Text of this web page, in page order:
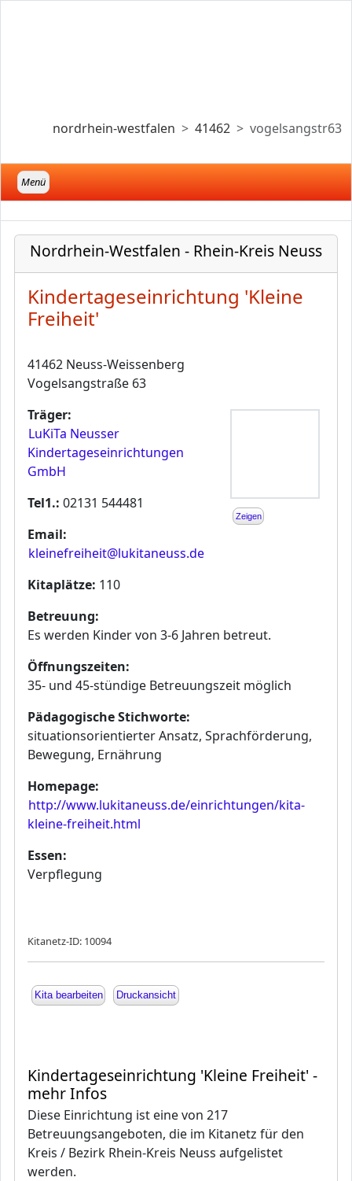
nordrhein-westfalen 41462 vogelsangstr63
Menü
Nordrhein-Westfalen - Rhein-Kreis Neuss
Kindertageseinrichtung 'Kleine
Freiheit'
41462 Neuss-Weissenberg
Vogelsangstraße 63
Zeigen
Träger:
LuKiTa Neusser
Kindertageseinrichtungen
GmbH
Tel1.: 02131 544481
Email:
kleinefreiheit@lukitaneuss.de
Kitaplätze: 110
Betreuung:
Es werden Kinder von 3-6 Jahren betreut.
Öffnungszeiten:
35- und 45-stündige Betreuungszeit möglich
Pädagogische Stichworte:
situationsorientierter Ansatz, Sprachförderung,
Bewegung, Ernährung
Homepage:
http://www.lukitaneuss.de/einrichtungen/kita-
kleine-freiheit.html
Essen:
Verpflegung
Kitanetz-ID: 10094
Kita bearbeiten Druckansicht
Kindertageseinrichtung 'Kleine Freiheit' -
mehr Infos
Diese Einrichtung ist eine von 217
Betreuungsangeboten, die im Kitanetz für den
Kreis / Bezirk Rhein-Kreis Neuss aufgelistet
werden.